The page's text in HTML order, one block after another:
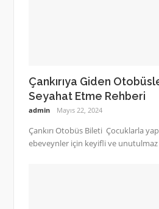
Çankırıya Giden
Seyahat Etme Rehberi
admin Mayıs 22, 2024
Çankırı Otobüs Bileti Çocuklarla
ebeveynler için keyifli ve unutulmaz